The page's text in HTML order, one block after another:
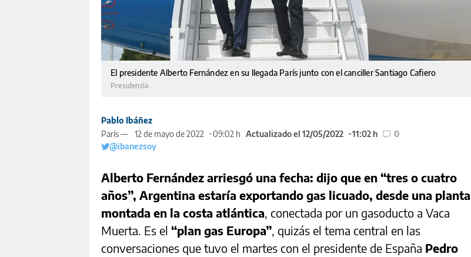
El presidente Alberto Fernández en su llegada París junto con el canciller Santiago Cafiero
Presidencia
Pablo Ibáñez
París —
12 de mayo de 2022 09:02 h Actualizado el 12/05/2022 11:02 h
0
@ibanezsoy
Alberto Fernández arriesgó una fecha: dijo que en “tres o cuatro
años”, Argentina estaría exportando gas licuado, desde una planta
montada en la costa atlántica, conectada por un gasoducto a Vaca
Muerta. Es el “plan gas Europa”, quizás el tema central en las
conversaciones que tuvo el martes con el presidente de España Pedro